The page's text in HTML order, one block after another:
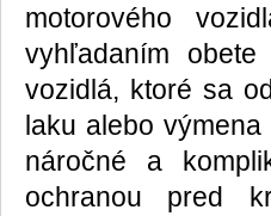
motorového
vyhľadaním
vozidlá, ktoré sa
laku alebo
náročné a
ochranou pred